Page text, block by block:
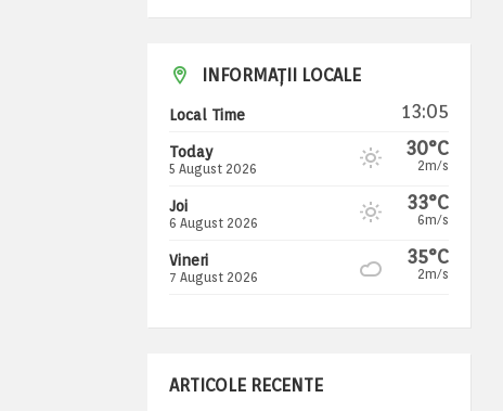
INFORMAȚII LOCALE
Local Time 13:05
Today
5 August 2026
30°C
2m/s
Joi
6 August 2026
33°C
6m/s
Vineri
7 August 2026
35°C
2m/s
ARTICOLE RECENTE